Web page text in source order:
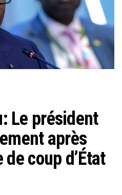
Le président
après
coup d’État